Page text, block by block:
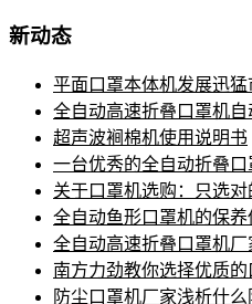
新动态
平面口罩本体机发展迅
全自动高速折叠口罩机
超声波裥棉机使用说明书
一台优秀的全自动折叠
关于口罩机选购：只选
全自动鱼形口罩机的保养
全自动高速折叠口罩机
南方力劲教你选择优质的
防尘口罩机厂家浅析什